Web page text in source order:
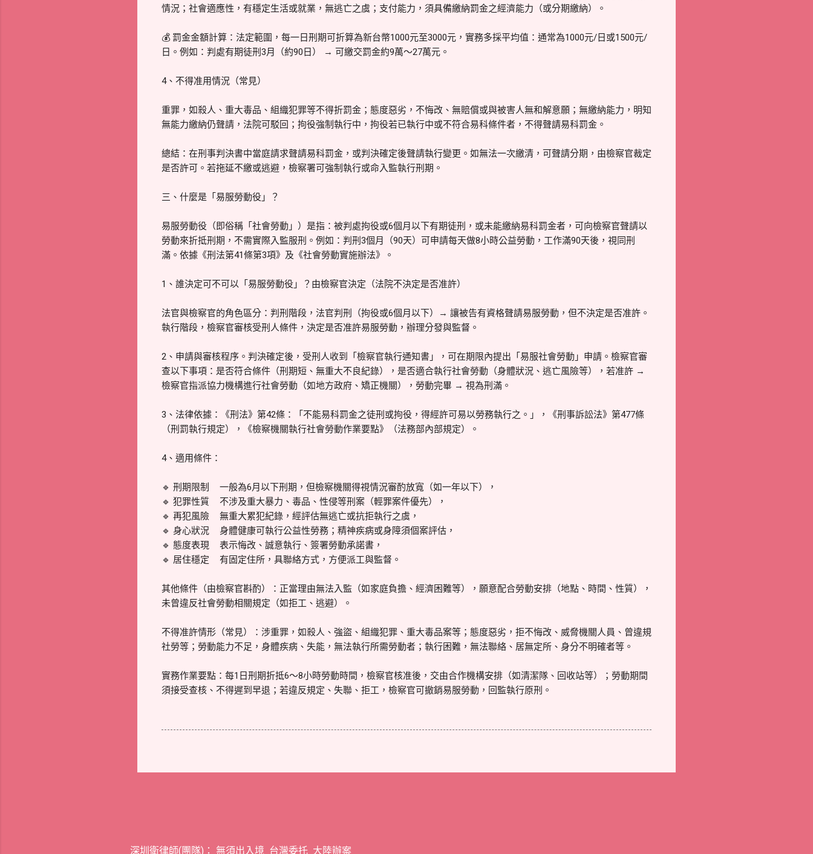
情況；社會適應性，有穩定生活或就業，無逃亡之虞；支付能力，須具備繳納罰金之經濟能力（或分期繳納）。
💰 罰金金額計算：法定範圍，每一日刑期可折算為新台幣1000元至3000元，實務多採平均值：通常為1000元/日或1500元/
日。例如：判處有期徒刑3月（約90日） → 可繳交罰金約9萬～27萬元。
4、不得准用情況（常見）
重罪，如殺人、重大毒品、組織犯罪等不得折罰金；態度惡劣，不悔改、無賠償或與被害人無和解意願；無繳納能力，明知
無能力繳納仍聲請，法院可駁回；拘役強制執行中，拘役若已執行中或不符合易科條件者，不得聲請易科罰金。
總結：在刑事判決書中當庭請求聲請易科罰金，或判決確定後聲請執行變更。如無法一次繳清，可聲請分期，由檢察官裁定
是否許可。若拖延不繳或逃避，檢察署可強制執行或命入監執行刑期。
三、什麼是「易服勞動役」？
易服勞動役（即俗稱「社會勞動」）是指：被判處拘役或6個月以下有期徒刑，或未能繳納易科罰金者，可向檢察官聲請以
勞動來折抵刑期，不需實際入監服刑。例如：判刑3個月（90天）可申請每天做8小時公益勞動，工作滿90天後，視同刑
滿。依據《刑法第41條第3項》及《社會勞動實施辦法》。
1、誰決定可不可以「易服勞動役」？由檢察官決定（法院不決定是否准許）
法官與檢察官的角色區分：判刑階段，法官判刑（拘役或6個月以下）→ 讓被告有資格聲請易服勞動，但不決定是否准許。
執行階段，檢察官審核受刑人條件，決定是否准許易服勞動，辦理分發與監督。
2、申請與審核程序。判決確定後，受刑人收到「檢察官執行通知書」，可在期限內提出「易服社會勞動」申請。檢察官審
查以下事項：是否符合條件（刑期短、無重大不良紀錄），是否適合執行社會勞動（身體狀況、逃亡風險等），若准許 →
檢察官指派協力機構進行社會勞動（如地方政府、矯正機關），勞動完畢 → 視為刑滿。
3、法律依據：《刑法》第42條：「不能易科罰金之徒刑或拘役，得經許可易以勞務執行之。」，《刑事訴訟法》第477條
（刑罰執行規定），《檢察機關執行社會勞動作業要點》（法務部內部規定）。
4、適用條件：
🔹 刑期限制
一般為6月以下刑期，但檢察機關得視情況審酌放寬（如一年以下），
🔹 犯罪性質
不涉及重大暴力、毒品、性侵等刑案（輕罪案件優先），
🔹 再犯風險
無重大累犯紀錄，經評估無逃亡或抗拒執行之虞，
🔹 身心狀況
身體健康可執行公益性勞務；精神疾病或身障須個案評估，
🔹 態度表現
表示悔改、誠意執行、簽署勞動承諾書，
🔹 居住穩定
有固定住所，具聯絡方式，方便派工與監督。
其他條件（由檢察官斟酌）：正當理由無法入監（如家庭負擔、經濟困難等），願意配合勞動安排（地點、時間、性質），
未曾違反社會勞動相關規定（如拒工、逃避）。
不得准許情形（常見）：涉重罪，如殺人、強盜、組織犯罪、重大毒品案等；態度惡劣，拒不悔改、威脅機關人員、曾違規
社勞等；勞動能力不足，身體疾病、失能，無法執行所需勞動者；執行困難，無法聯絡、居無定所、身分不明確者等。
實務作業要點：每1日刑期折抵6～8小時勞動時間，檢察官核准後，交由合作機構安排（如清潔隊、回收站等）；勞動期間
須接受查核、不得遲到早退；若違反規定、失聯、拒工，檢察官可撤銷易服勞動，回監執行原刑。
深圳衛律師(團隊)： 無須出入境 台灣委托 大陸辦案